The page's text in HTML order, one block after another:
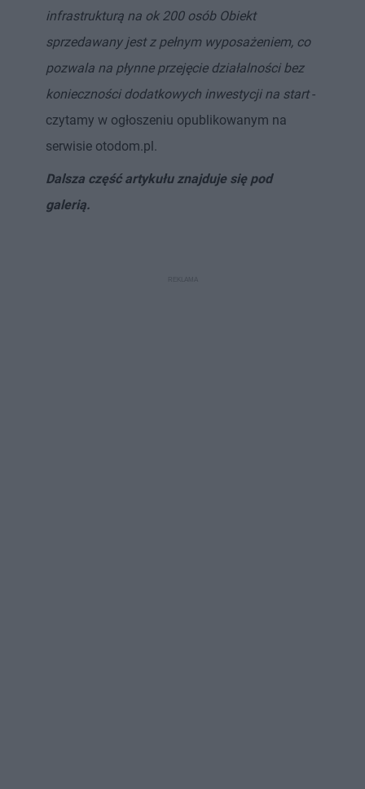
infrastrukturą na ok 200 osób Obiekt
sprzedawany jest z pełnym wyposażeniem, co
pozwala na płynne przejęcie działalności bez
konieczności dodatkowych inwestycji na start-
czytamy w ogłoszeniu opublikowanym na
serwisie otodom.pl.
Dalsza część artykułu znajduje się pod
galerią.